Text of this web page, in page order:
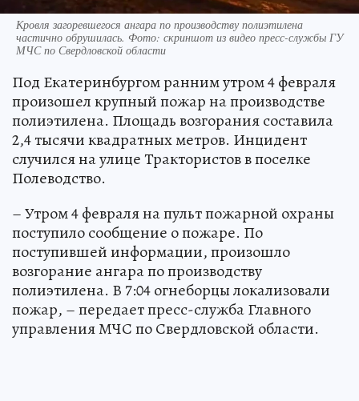
Кровля загоревшегося ангара по производству полиэтилена
частично обрушилась. Фото: скриншот из видео пресс-службы ГУ
МЧС по Свердловской области
Под Екатеринбургом ранним утром 4 февраля
произошел крупный пожар на производстве
полиэтилена. Площадь возгорания составила
2,4 тысячи квадратных метров. Инцидент
случился на улице Трактористов в поселке
Полеводство.
– Утром 4 февраля на пульт пожарной охраны
поступило сообщение о пожаре. По
поступившей информации, произошло
возгорание ангара по производству
полиэтилена. В 7:04 огнеборцы локализовали
пожар, – передает пресс-служба Главного
управления МЧС по Свердловской области.